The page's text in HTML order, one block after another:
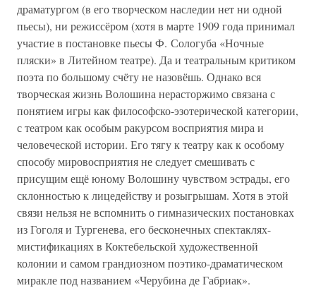
драматургом (в его творческом наследии нет ни одной
пьесы), ни режиссёром (хотя в марте 1909 года принимал
участие в постановке пьесы Ф. Сологуба «Ночные
пляски» в Литейном театре). Да и театральным критиком
поэта по большому счёту не назовёшь. Однако вся
творческая жизнь Волошина нерасторжимо связана с
понятием игры как философско-эзотерической категории,
с театром как особым ракурсом восприятия мира и
человеческой истории. Его тягу к театру как к особому
способу мировосприятия не следует смешивать с
присущим ещё юному Волошину чувством эстрады, его
склонностью к лицедейству и розыгрышам. Хотя в этой
связи нельзя не вспомнить о гимназических постановках
из Гоголя и Тургенева, его бесконечных спектаклях-
мистификациях в Коктебельской художественной
колонии и самом грандиозном поэтико-драматическом
миракле под названием «Черубина де Габриак».